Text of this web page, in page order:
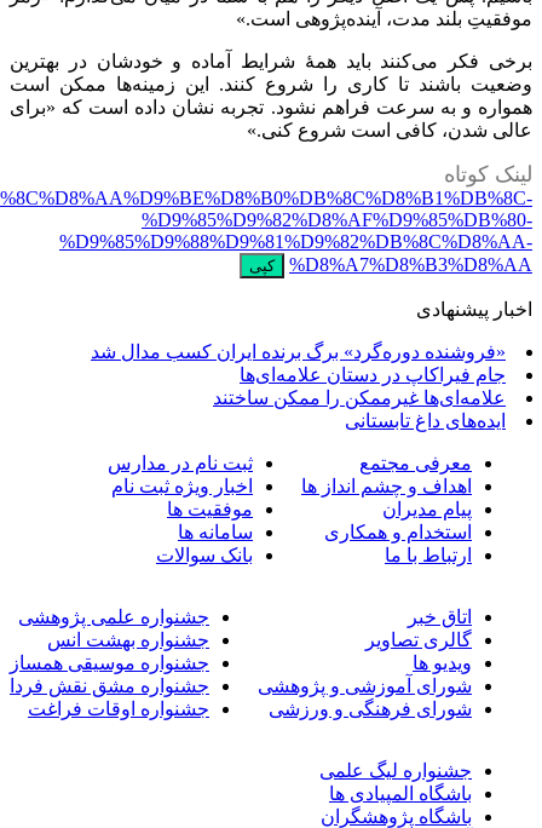
https://alameh.ir/news/